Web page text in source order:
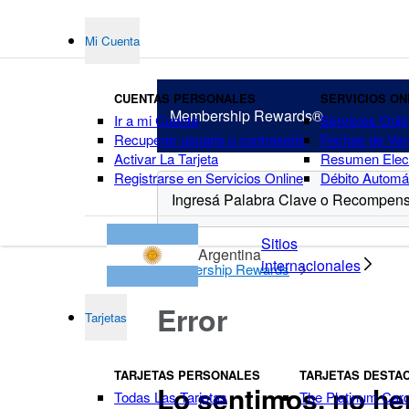
Mi Cuenta
CUENTAS PERSONALES
Ir a mi Cuenta
Recuperar usuario o contraseña
Activar La Tarjeta
Registrarse en Servicios Online
SERVICIOS
Servicios
Fechas de
Resumen
Débito
Argentina
Sitios
internacionales
Tarjetas
TARJETAS PERSONALES
Todas Las Tarjetas
TARJETAS
The Platinum
Membership Rewards®
puntos
Membership Rewards
Error
Lo sentimos, no